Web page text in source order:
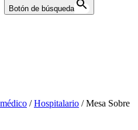
Botón de búsqueda
/Hospitalario /Mesa Sobre